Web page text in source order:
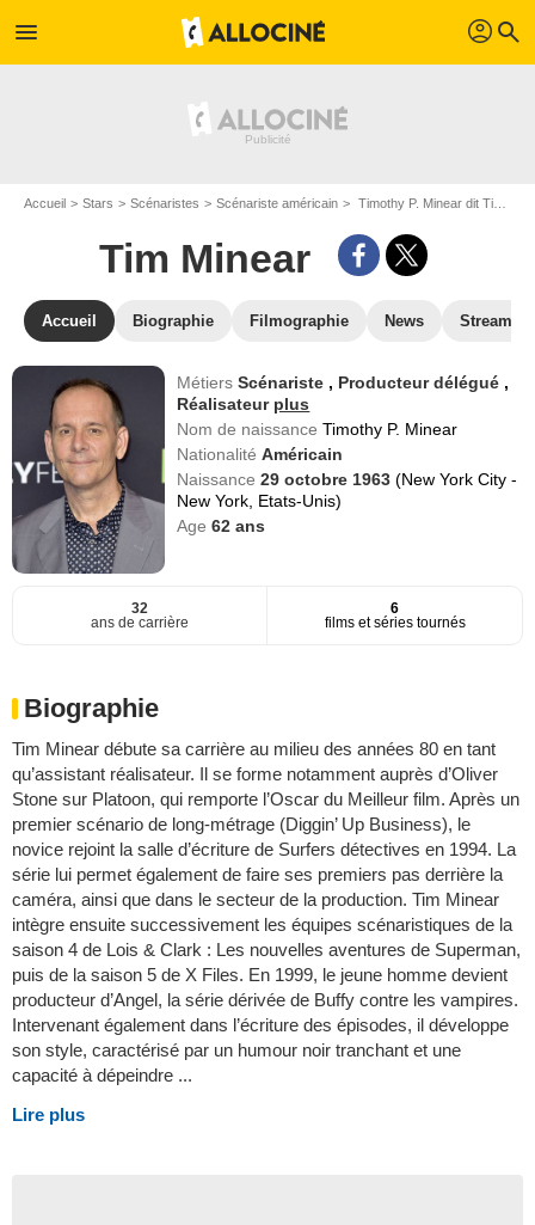
menu profil search
Accueil Stars Scénaristes Scénariste américain Timothy P. Minear dit Tim Minear
Tim Minear
Accueil Biographie Filmographie News Streaming
MétiersScénariste , Producteur délégué ,
Réalisateur plus
Nom de naissanceTimothy P. Minear
NationalitéAméricain
Naissance29 octobre 1963(New York City -
New York, Etats-Unis)
Age62 ans
32
ans de carrière
6
films et séries tournés
Biographie
Tim Minear débute sa carrière au milieu des années 80 en tant
qu’assistant réalisateur. Il se forme notamment auprès d’Oliver
Stone sur Platoon, qui remporte l’Oscar du Meilleur film. Après un
premier scénario de long-métrage (Diggin’ Up Business), le
novice rejoint la salle d’écriture de Surfers détectives en 1994. La
série lui permet également de faire ses premiers pas derrière la
caméra, ainsi que dans le secteur de la production. Tim Minear
intègre ensuite successivement les équipes scénaristiques de la
saison 4 de Lois & Clark : Les nouvelles aventures de Superman,
puis de la saison 5 de X Files. En 1999, le jeune homme devient
producteur d’Angel, la série dérivée de Buffy contre les vampires.
Intervenant également dans l’écriture des épisodes, il développe
son style, caractérisé par un humour noir tranchant et une
capacité à dépeindre ...
Lire plus